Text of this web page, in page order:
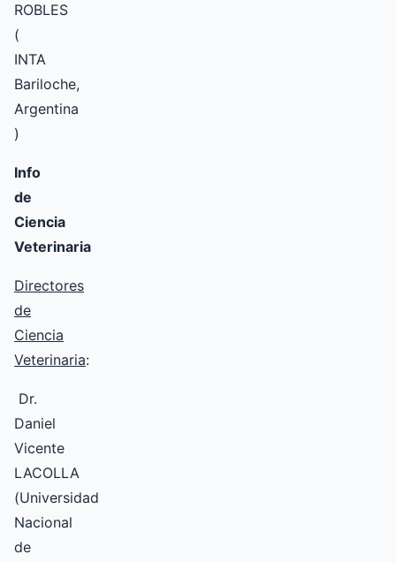
ROBLES
(
INTA
Bariloche,
Argentina
)
Info
de
Ciencia
Veterinaria
Directores
de
Ciencia
Veterinaria:
Dr.
Daniel
Vicente
LACOLLA
(Universidad
Nacional
de